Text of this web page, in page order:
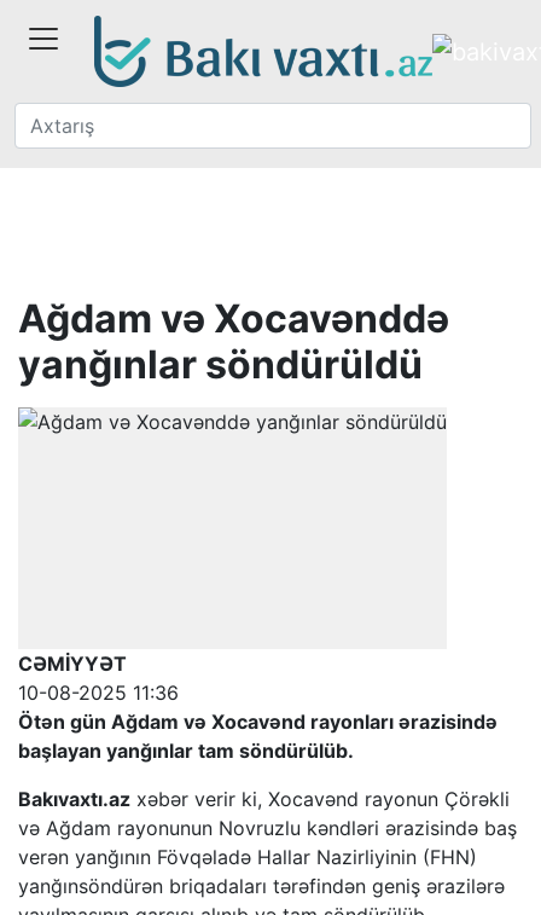
Ağdam və Xocavənddə
yanğınlar söndürüldü
CƏMİYYƏT
10-08-2025 11:36
Ötən gün Ağdam və Xocavənd rayonları ərazisində
başlayan yanğınlar tam söndürülüb.
Bakıvaxtı.az xəbər verir ki, Xocavənd rayonun Çörəkli
və Ağdam rayonunun Novruzlu kəndləri ərazisində baş
verən yanğının Fövqəladə Hallar Nazirliyinin (FHN)
yanğınsöndürən briqadaları tərəfindən geniş ərazilərə